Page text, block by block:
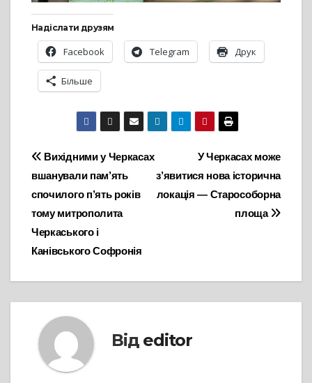
Надіслати друзям
Facebook Telegram Друк
Більше
Навігація
записів
У Черкасах може
з’явитися нова історична
локація — Старособорна
площа
Вихідними у Черкасах
вшанували пам’ять
спочилого п’ять років
тому митрополита
Черкаського і
Канівського Софронія
Від editor